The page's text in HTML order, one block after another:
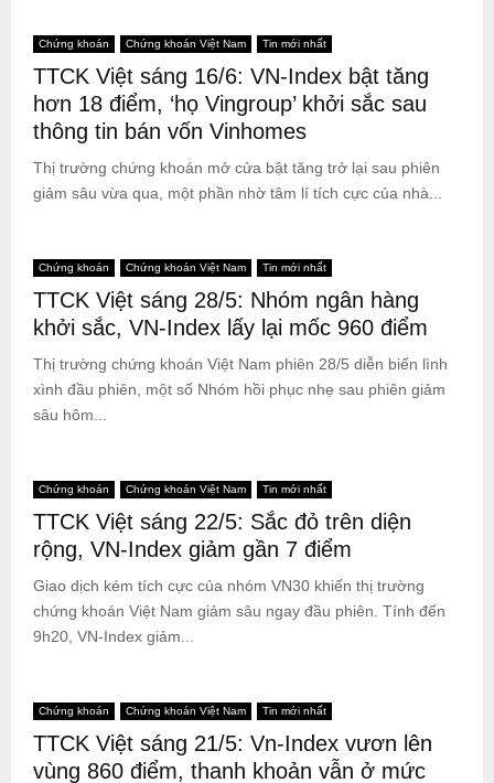
Chứng khoán Chứng khoán Việt Nam Tin mới nhất
TTCK Việt sáng 16/6: VN-Index bật tăng
hơn 18 điểm, ‘họ Vingroup’ khởi sắc sau
thông tin bán vốn Vinhomes
Thị trường chứng khoán mở cửa bật tăng trở lại sau phiên
giảm sâu vừa qua, một phần nhờ tâm lí tích cực của nhà...
Chứng khoán Chứng khoán Việt Nam Tin mới nhất
TTCK Việt sáng 28/5: Nhóm ngân hàng
khởi sắc, VN-Index lấy lại mốc 960 điểm
Thị trường chứng khoán Việt Nam phiên 28/5 diễn biến lình
xình đầu phiên, một số Nhóm hồi phục nhẹ sau phiên giảm
sâu hôm...
Chứng khoán Chứng khoán Việt Nam Tin mới nhất
TTCK Việt sáng 22/5: Sắc đỏ trên diện
rộng, VN-Index giảm gần 7 điểm
Giao dịch kém tích cực của nhóm VN30 khiến thị trường
chứng khoán Việt Nam giảm sâu ngay đầu phiên. Tính đến
9h20, VN-Index giảm...
Chứng khoán Chứng khoán Việt Nam Tin mới nhất
TTCK Việt sáng 21/5: Vn-Index vươn lên
vùng 860 điểm, thanh khoản vẫn ở mức